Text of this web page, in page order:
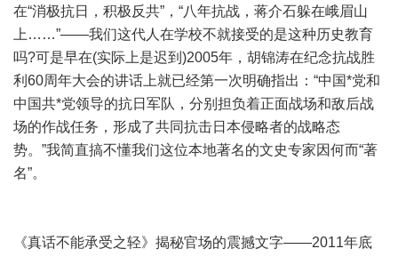
在“消极抗日，积极反共”，“八年抗战，蒋介石躲在峨眉山
上……”——我们这代人在学校不就接受的是这种历史教育
吗?可是早在(实际上是迟到)2005年，胡锦涛在纪念抗战胜
利60周年大会的讲话上就已经第一次明确指出：“中国*党和
中国共*党领导的抗日军队，分别担负着正面战场和敌后战
场的作战任务，形成了共同抗击日本侵略者的战略态
势。”我简直搞不懂我们这位本地著名的文史专家因何而“著
名”。
《真话不能承受之轻》揭秘官场的震撼文字——2011年底